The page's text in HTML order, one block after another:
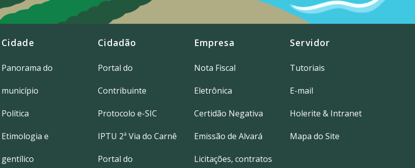
Cidade
Panorama do
município
Política
Etimologia e
gentílico
Cidadão
Portal do
Contribuinte
Protocolo e-SIC
IPTU 2ª Via do Carnê
Portal do
Empresa
Nota Fiscal
Eletrônica
Certidão Negativa
Emissão de Alvará
Licitações, contratos
Servidor
Tutoriais
E-mail
Holerite & Intranet
Mapa do Site